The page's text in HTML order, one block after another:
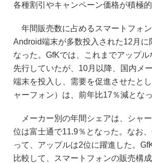
各種割引やキャンペーン価格が積極
年間販売数に占めるスマートフォ
Android端末が多数投入された12月
なった。GfKでは、これまでアップ
先行していたが、10月以降、国内メ
端末を投入し、需要を促進させたと
ャーフォン）は、前年比17％減となっ
メーカー別の年間シェアは、シャ
位は富士通で11.9％となった。なお
って、アップルは2位に躍進した。
比較して、スマートフォンの販売構